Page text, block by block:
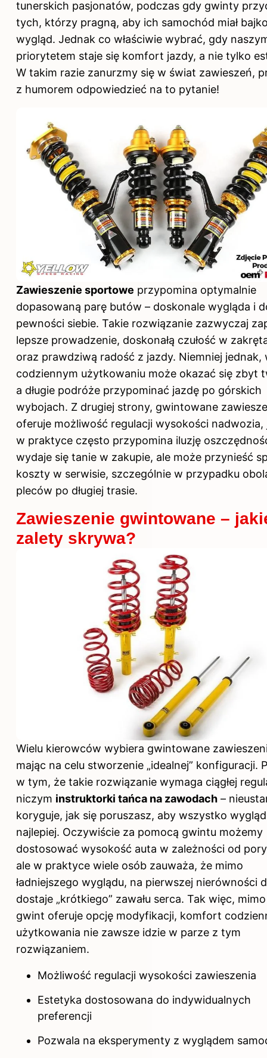
tunerskich pasjonatów, podczas gdy gwinty
tych, którzy pragną, aby ich samochód miał
wygląd. Jednak co właściwie wybrać, gdy
priorytetem staje się komfort jazdy, a nie tylko
W takim razie zanurzmy się w świat zawieszeń,
z humorem odpowiedzieć na to pytanie!
Zawieszenie sportowe przypomina optymalnie
dopasowaną parę butów – doskonale wygląda i
pewności siebie. Takie rozwiązanie zazwyczaj
lepsze prowadzenie, doskonałą czułość w
oraz prawdziwą radość z jazdy. Niemniej jednak,
codziennym użytkowaniu może okazać się zbyt
a długie podróże przypominać jazdę po górskich
wybojach. Z drugiej strony, gwintowane
oferuje możliwość regulacji wysokości nadwozia,
w praktyce często przypomina iluzję
wydaje się tanie w zakupie, ale może przynieść
koszty w serwisie, szczególnie w przypadku
pleców po długiej trasie.
Zawieszenie gwintowane –
zalety skrywa?
Wielu kierowców wybiera gwintowane
mając na celu stworzenie „idealnej” konfiguracji.
w tym, że takie rozwiązanie wymaga ciągłej
niczym instruktorki tańca na zawodach –
koryguje, jak się poruszasz, aby wszystko
najlepiej. Oczywiście za pomocą gwintu możemy
dostosować wysokość auta w zależności od
ale w praktyce wiele osób zauważa, że mimo
ładniejszego wyglądu, na pierwszej nierówności
dostaje „krótkiego” zawału serca. Tak więc,
gwint oferuje opcję modyfikacji, komfort
użytkowania nie zawsze idzie w parze z tym
rozwiązaniem.
Możliwość regulacji wysokości zawieszenia
Estetyka dostosowana do indywidualnych
preferencji
Pozwala na eksperymenty z wyglądem